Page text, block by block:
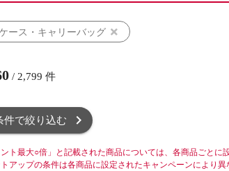
ース・キャリーバッグ
/ 2,799 件
件で絞り込む
ント最大○倍」と記載された商品については、各商品ごと
アップの条件は各商品に設定されたキャンペーンにより